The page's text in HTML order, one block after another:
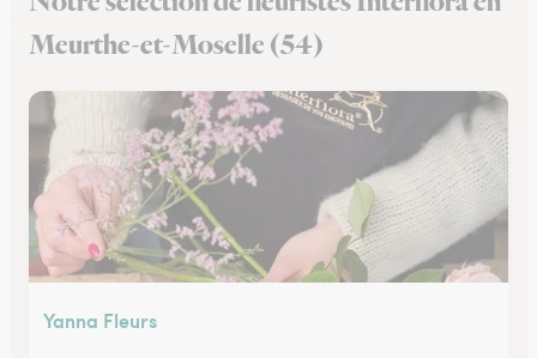
Meurthe-et-Moselle (54)
Yanna Fleurs